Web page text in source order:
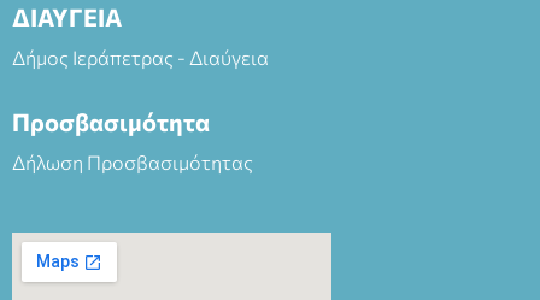
ΔΙΑΥΓΕΙΑ
Δήμος Ιεράπετρας - Διαύγεια
Προσβασιμότητα
Δήλωση Προσβασιμότητας